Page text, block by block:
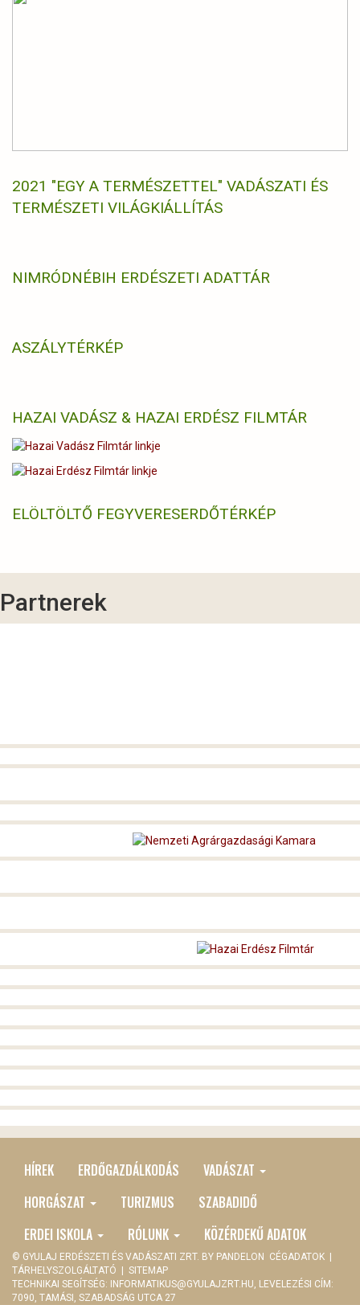
2021 "EGY A TERMÉSZETTEL" VADÁSZATI ÉS
TERMÉSZETI VILÁGKIÁLLÍTÁS
NIMRÓDNÉBIH ERDÉSZETI ADATTÁR
ASZÁLYTÉRKÉP
HAZAI VADÁSZ & HAZAI ERDÉSZ FILMTÁR
ELÖLTÖLTŐ FEGYVERESERDŐTÉRKÉP
Partnerek
MAIN
MENU
HÍREK ERDŐGAZDÁLKODÁS
VADÁSZAT
HORGÁSZAT
TURIZMUS
SZABADIDŐ
ERDEI ISKOLA
RÓLUNK KÖZÉRDEKŰ ADATOK
© GYULAJ ERDÉSZETI ÉS VADÁSZATI ZRT. BY PANDELON CÉGADATOK |
TÁRHELYSZOLGÁLTATÓ | SITEMAP
TECHNIKAI SEGÍTSÉG: INFORMATIKUS@GYULAJZRT.HU, LEVELEZÉSI CÍM:
7090, TAMÁSI, SZABADSÁG UTCA 27